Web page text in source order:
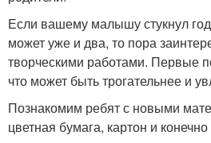
Поделки на весеннюю
тему
Если вашему малышу стукнул
может уже и два, то пора
творческими работами. Первые
что может быть трогательнее и
Познакомим ребят с новыми
цветная бумага, картон и